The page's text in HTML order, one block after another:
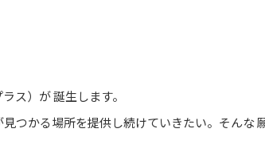
ス）が 誕生します。
つかる場所を提供し続けていきたい。そんな